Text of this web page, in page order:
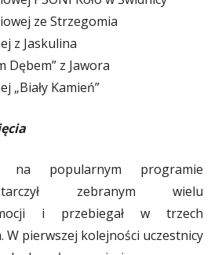
ze Strzegomia
z Jaskulina
Dębem” z Jawora
„Biały Kamień”
na popularnym programie
zebranym wielu
i przebiegał w trzech
W pierwszej kolejności uczestnicy